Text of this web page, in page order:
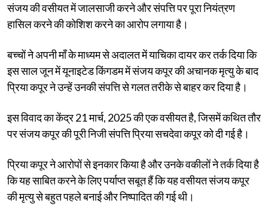
संजय की वसीयत में जालसाजी करने और संपत्ति पर पूरा नियंत्रण
हासिल करने की कोशिश करने का आरोप लगाया है।
बच्चों ने अपनी माँ के माध्यम से अदालत में याचिका दायर कर तर्क दिया कि
इस साल जून में यूनाइटेड किंगडम में संजय कपूर की अचानक मृत्यु के बाद
प्रिया कपूर ने उन्हें उनकी संपत्ति से गलत तरीके से बाहर कर दिया है।
इस विवाद का केंद्र 21 मार्च, 2025 की एक वसीयत है, जिसमें कथित तौर
पर संजय कपूर की पूरी निजी संपत्ति प्रिया सचदेवा कपूर को दी गई है।
प्रिया कपूर ने आरोपों से इनकार किया है और उनके वकीलों ने तर्क दिया है
कि यह साबित करने के लिए पर्याप्त सबूत हैं कि यह वसीयत संजय कपूर
की मृत्यु से बहुत पहले बनाई और निष्पादित की गई थी।